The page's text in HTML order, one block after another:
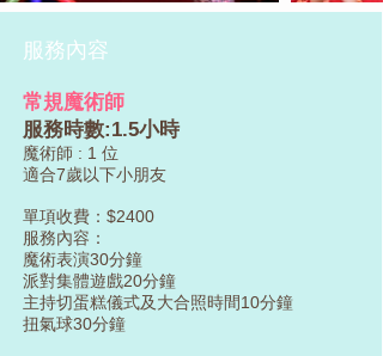
服務內容
常規魔術師
服務時數:1.5小時
魔術師 : 1 位
適合7歲以下小朋友
單項收費：$2400
服務內容：
魔術表演30分鐘
派對集體遊戲20分鐘
主持切蛋糕儀式及大合照時間10分鐘
扭氣球30分鐘